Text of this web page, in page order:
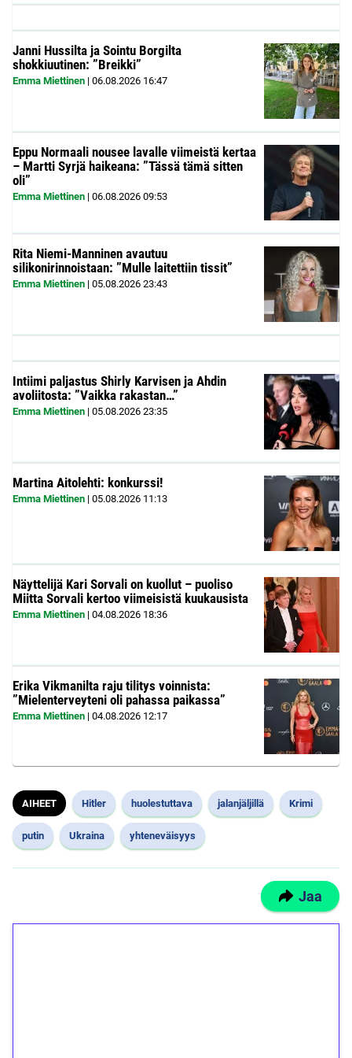
Janni Hussilta ja Sointu Borgilta
shokkiuutinen: ”Breikki”
Emma Miettinen | 06.08.2026 16:47
Eppu Normaali nousee lavalle viimeistä kertaa
– Martti Syrjä haikeana: ”Tässä tämä sitten
oli”
Emma Miettinen | 06.08.2026 09:53
Rita Niemi-Manninen avautuu
silikonirinnoistaan: ”Mulle laitettiin tissit”
Emma Miettinen | 05.08.2026 23:43
Intiimi paljastus Shirly Karvisen ja Ahdin
avoliitosta: ”Vaikka rakastan…”
Emma Miettinen | 05.08.2026 23:35
Martina Aitolehti: konkurssi!
Emma Miettinen | 05.08.2026 11:13
Näyttelijä Kari Sorvali on kuollut – puoliso
Miitta Sorvali kertoo viimeisistä kuukausista
Emma Miettinen | 04.08.2026 18:36
Erika Vikmanilta raju tilitys voinnista:
”Mielenterveyteni oli pahassa paikassa”
Emma Miettinen | 04.08.2026 12:17
AIHEET Hitler huolestuttava jalanjäljillä Krimi
putin Ukraina yhteneväisyys
Jaa